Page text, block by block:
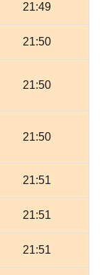
21:49
21:50
21:50
21:50
21:51
21:51
21:51